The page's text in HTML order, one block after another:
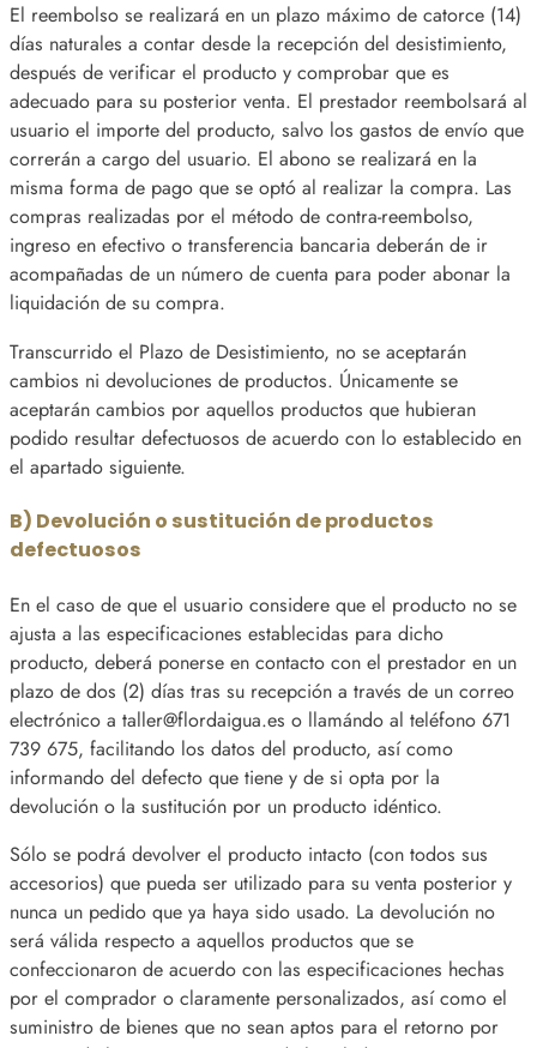
El reembolso se realizará en un plazo máximo de catorce (14)
días naturales a contar desde la recepción del desistimiento,
después de verificar el producto y comprobar que es
adecuado para su posterior venta. El prestador reembolsará al
usuario el importe del producto, salvo los gastos de envío que
correrán a cargo del usuario. El abono se realizará en la
misma forma de pago que se optó al realizar la compra. Las
compras realizadas por el método de contra-reembolso,
ingreso en efectivo o transferencia bancaria deberán de ir
acompañadas de un número de cuenta para poder abonar la
liquidación de su compra.
Transcurrido el Plazo de Desistimiento, no se aceptarán
cambios ni devoluciones de productos. Únicamente se
aceptarán cambios por aquellos productos que hubieran
podido resultar defectuosos de acuerdo con lo establecido en
el apartado siguiente.
B) Devolución o sustitución de productos
defectuosos
En el caso de que el usuario considere que el producto no se
ajusta a las especificaciones establecidas para dicho
producto, deberá ponerse en contacto con el prestador en un
plazo de dos (2) días tras su recepción a través de un correo
electrónico a taller@flordaigua.es o llamándo al teléfono 671
739 675, facilitando los datos del producto, así como
informando del defecto que tiene y de si opta por la
devolución o la sustitución por un producto idéntico.
Sólo se podrá devolver el producto intacto (con todos sus
accesorios) que pueda ser utilizado para su venta posterior y
nunca un pedido que ya haya sido usado. La devolución no
será válida respecto a aquellos productos que se
confeccionaron de acuerdo con las especificaciones hechas
por el comprador o claramente personalizados, así como el
suministro de bienes que no sean aptos para el retorno por